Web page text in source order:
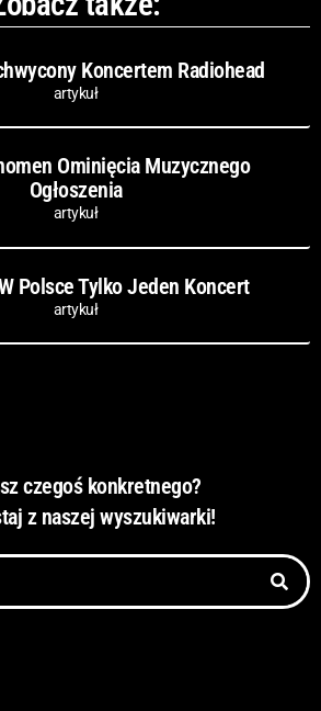
Koncertem Radiohead
artykuł
Ominięcia Muzycznego
Ogłoszenia
artykuł
Polsce Tylko Jeden Koncert
artykuł
czegoś konkretnego?
z naszej wyszukiwarki!